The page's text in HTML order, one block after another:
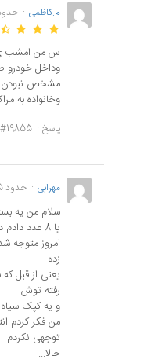
م.کاظمی
حدود 4 سال
س من امشب ی
وداخل خودرو
مشخص نبودن
وخانواده به
پاسخ #19855
مهرابی حدود 5 سال قبل
یا 8 عدد دادم دختر 2 ساله ام خورد
امروز
زده
یعنی از قبل
رفته توش
و یه کپک سیاه
من فکر کردم
توجهی نکردم
حالا...